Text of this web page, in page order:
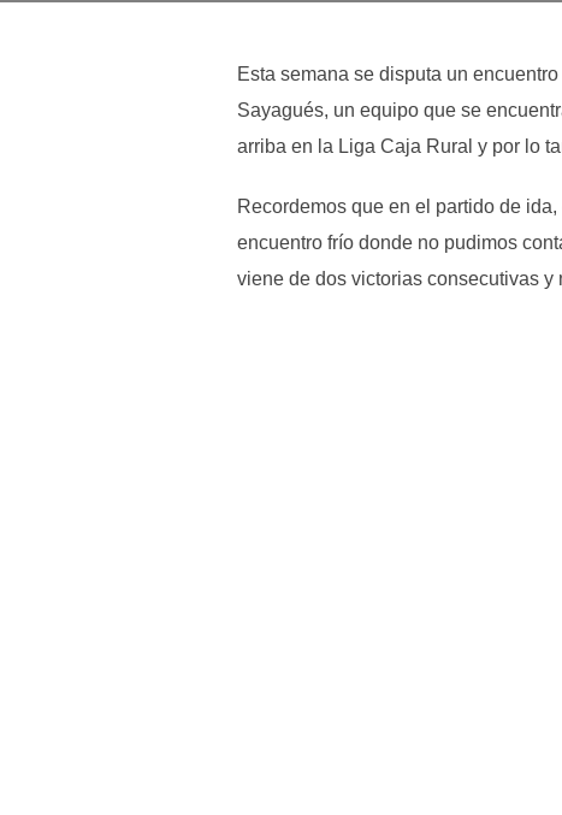
Esta semana se disputa un
Sayagués, un equipo que se
arriba en la Liga Caja Rural y por lo
Recordemos que en el partido de
encuentro frío donde no pudimos
viene de dos victorias consecutivas y